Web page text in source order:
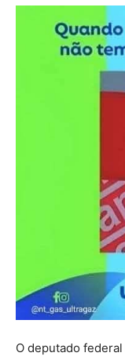
O deputado federal